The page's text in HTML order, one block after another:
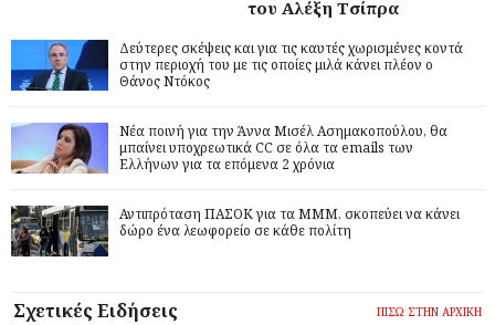
του Αλέξη Τσίπρα
Δεύτερες σκέψεις και για τις καυτές χωρισμένες κοντά
στην περιοχή του με τις οποίες μιλά κάνει πλέον ο
Θάνος Ντόκος
Νέα ποινή για την Άννα Μισέλ Ασημακοπούλου, θα
μπαίνει υποχρεωτικά CC σε όλα τα emails των
Ελλήνων για τα επόμενα 2 χρόνια
Αντιπρόταση ΠΑΣΟΚ για τα ΜΜΜ, σκοπεύει να κάνει
δώρο ένα λεωφορείο σε κάθε πολίτη
Σχετικές Ειδήσεις ΠΙΣΩ ΣΤΗΝ ΑΡΧΙΚΗ